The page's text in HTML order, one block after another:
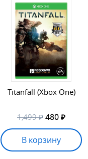
Titanfall (Xbox One)
1,499 ₽ 480 ₽
В корзину